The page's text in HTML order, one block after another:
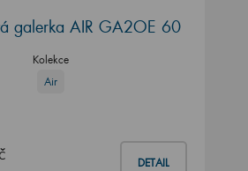
galerka AIR GA2OE 60
Kolekce
Air
DETAIL